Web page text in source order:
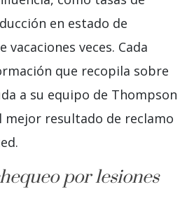
en estado de
vacaciones veces. Cada
que recopila sobre
a su equipo de Thompson
mejor resultado de reclamo
por lesiones